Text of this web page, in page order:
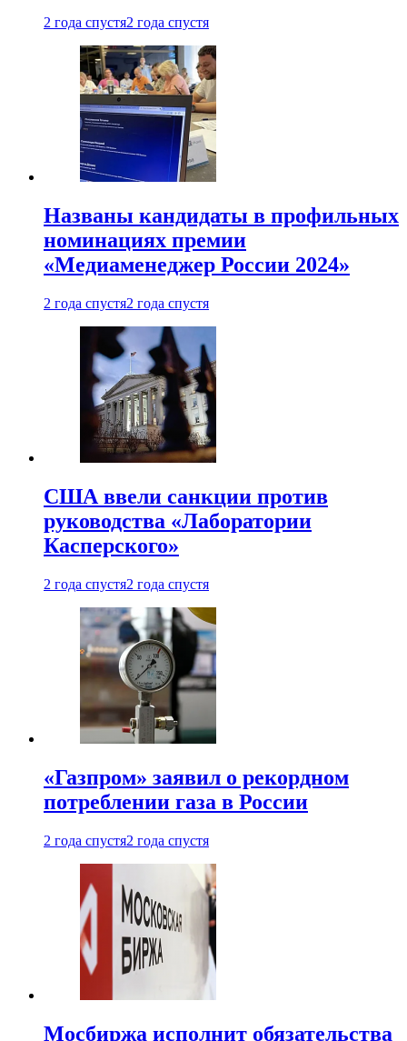
2 года спустя2 года спустя
Названы кандидаты в профильных
номинациях премии
«Медиаменеджер России 2024»
2 года спустя2 года спустя
США ввели санкции против
руководства «Лаборатории
Касперского»
2 года спустя2 года спустя
«Газпром» заявил о рекордном
потреблении газа в России
2 года спустя2 года спустя
Мосбиржа исполнит обязательства